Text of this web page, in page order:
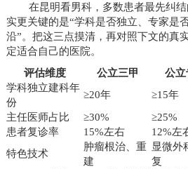
在昆明看男科，多数患者最先纠
实更关键的是“学科是否独立、专家是
沿”。把这三点摸清，再对照下文的真
定适合自己的医院。
评估维度
公立三甲 公立
学科独立建科年
份
≥20年 ≥15年
主任医师占比
≥30% ≥25%
患者复诊率
15%左右 12%左
特色技术
肿瘤根治、重
建
显微外
复